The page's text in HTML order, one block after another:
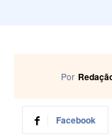
Por
Facebook